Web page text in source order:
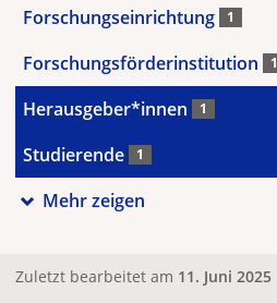
Forschungseinrichtung 1
Forschungsförderinstitution 1
Herausgeber*innen 1
Studierende 1
Mehr zeigen
Zuletzt bearbeitet am 11. Juni 2025